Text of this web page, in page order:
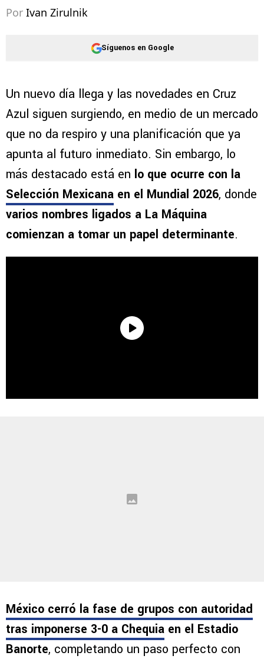
Por Ivan Zirulnik
Síguenos en Google
Un nuevo día llega y las novedades en Cruz
Azul siguen surgiendo, en medio de un mercado
que no da respiro y una planificación que ya
apunta al futuro inmediato. Sin embargo, lo
más destacado está en lo que ocurre con la
Selección Mexicana en el Mundial 2026, donde
varios nombres ligados a La Máquina
comienzan a tomar un papel determinante.
México cerró la fase de grupos con autoridad
tras imponerse 3-0 a Chequia en el Estadio
Banorte, completando un paso perfecto con